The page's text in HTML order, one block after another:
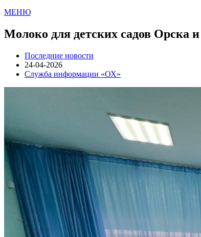
МЕНЮ
Молоко для детских садов Орска
Последние новости
24-04-2026
Служба информации «ОХ»